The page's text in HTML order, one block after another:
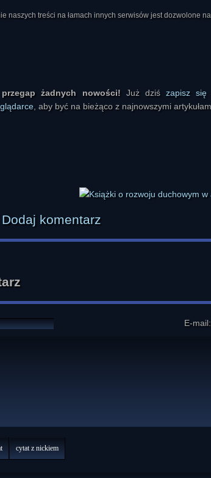
naszych treści na łamach innych serwisów jest dozwolone
żadnych nowości! Już dziśzapisz się
, aby być na bieżąco z najnowszymi
Dodaj komentarz
E-mail:
cytat z nickiem